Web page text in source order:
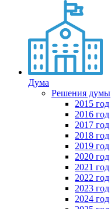
Дума
Решения думы
2015 год
2016 год
2017 год
2018 год
2019 год
2020 год
2021 год
2022 год
2023 год
2024 год